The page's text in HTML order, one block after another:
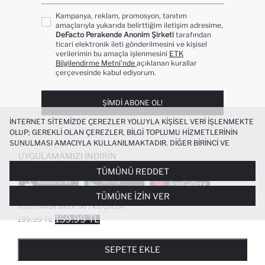
%100 PAMUK BIKER TAYT KIZ ÇOCUK
199.99 TL 159.99 TL
SEPETE EKLE
Kampanya, reklam, promosyon, tanıtım
amaçlarıyla yukarıda belirttiğim iletişim adresime,
DeFacto Perakende Anonim Şirketi tarafından
ticari elektronik ileti gönderilmesini ve kişisel
verilerimin bu amaçla işlenmesini ETK
Bilgilendirme Metni’nde açıklanan kurallar
çerçevesinde kabul ediyorum.
ŞIMDI ABONE OL!
UYGULAMAMIZI İNDIRIN
POPÜLER KATEGORILER
KADIN BEYAZ TIŞÖRT
İNTERNET SITEMIZDE ÇEREZLER YOLUYLA KIŞISEL VERI IŞLENMEKTE
OLUP; GEREKLI OLAN ÇEREZLER, BILGI TOPLUMU HIZMETLERININ
SUNULMASI AMACIYLA KULLANILMAKTADIR. DIĞER BIRINCI VE
ÜÇÜNCÜ TARAF ÇEREZLER ISE SIZE DAHA IYI BIR ALIŞVERIŞ
DENEYIMI SUNULABILMESI, SITEMIZIN DAHA IŞLEVSEL KILINMASI VE
KIŞISELLEŞTIRMESI VE AÇIK RIZA VERMENIZ HALINDE, SIZLERE
YÖNELIK PAZARLAMA FAALIYETLERININ YAPILMASI AMAÇLARIYLA
SINIRLI OLARAK KULLANILACAKTIR. ÇEREZLERE DAIR TERCIHLERINIZI
ÇEREZ TERCIHLERIPANELI ARACILIĞIYLA HER ZAMAN YÖNETEBILIR,
ÇEREZLERLE ILGILI DAHA DETAYLI BILGIYE
TÜMÜNÜ REDDET
TÜMÜNE İZIN VER